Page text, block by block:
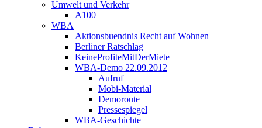
Umwelt und Verkehr
A100
WBA
Aktionsbuendnis Recht auf Wohnen
Berliner Ratschlag
KeineProfiteMitDerMiete
WBA-Demo 22.09.2012
Aufruf
Mobi-Material
Demoroute
Pressespiegel
WBA-Geschichte